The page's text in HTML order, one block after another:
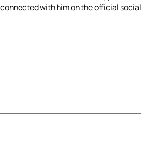
with him on the official social